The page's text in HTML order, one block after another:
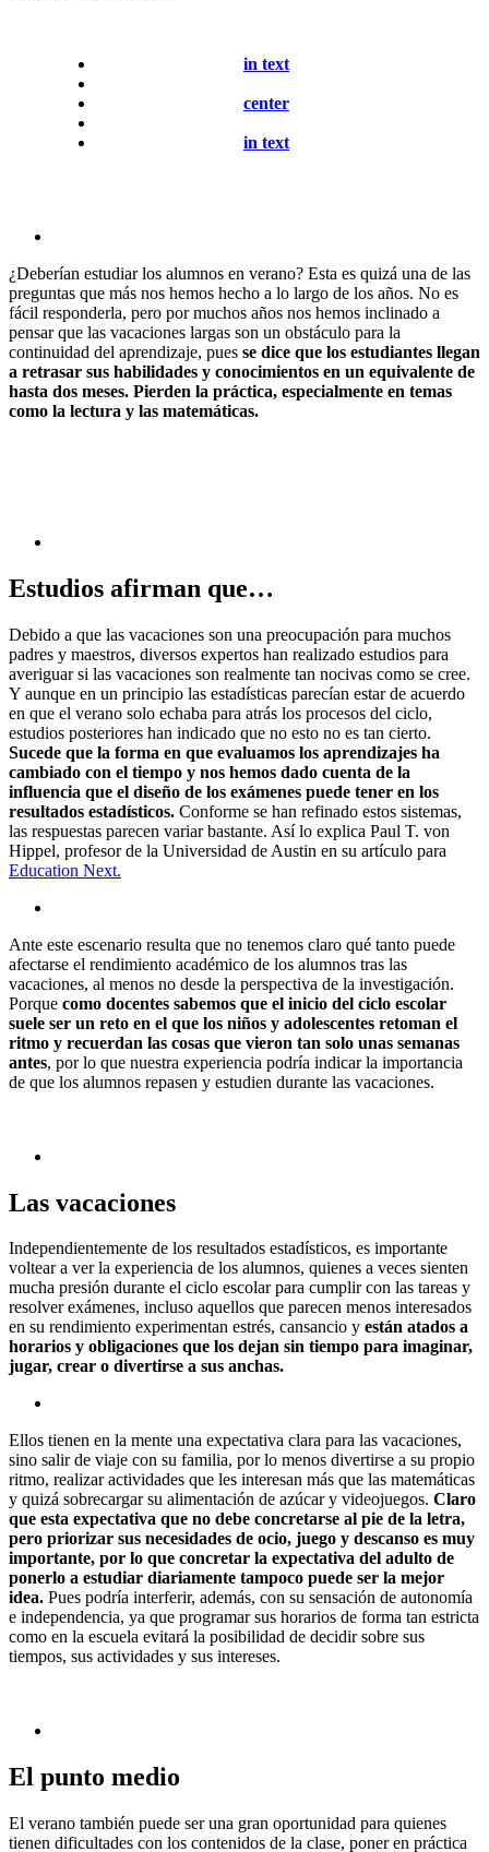
in text
center
in text
¿Deberían estudiar los alumnos en verano? Esta es quizá una de las
preguntas que más nos hemos hecho a lo largo de los años. No es
fácil responderla, pero por muchos años nos hemos inclinado a
pensar que las vacaciones largas son un obstáculo para la
continuidad del aprendizaje, pues se dice que los estudiantes llegan
a retrasar sus habilidades y conocimientos en un equivalente de
hasta dos meses. Pierden la práctica, especialmente en temas
como la lectura y las matemáticas.
Estudios afirman que…
Debido a que las vacaciones son una preocupación para muchos
padres y maestros, diversos expertos han realizado estudios para
averiguar si las vacaciones son realmente tan nocivas como se cree.
Y aunque en un principio las estadísticas parecían estar de acuerdo
en que el verano solo echaba para atrás los procesos del ciclo,
estudios posteriores han indicado que no esto no es tan cierto.
Sucede que la forma en que evaluamos los aprendizajes ha
cambiado con el tiempo y nos hemos dado cuenta de la
influencia que el diseño de los exámenes puede tener en los
resultados estadísticos. Conforme se han refinado estos sistemas,
las respuestas parecen variar bastante. Así lo explica Paul T. von
Hippel, profesor de la Universidad de Austin en su artículo para
Education Next.
Ante este escenario resulta que no tenemos claro qué tanto puede
afectarse el rendimiento académico de los alumnos tras las
vacaciones, al menos no desde la perspectiva de la investigación.
Porque como docentes sabemos que el inicio del ciclo escolar
suele ser un reto en el que los niños y adolescentes retoman el
ritmo y recuerdan las cosas que vieron tan solo unas semanas
antes, por lo que nuestra experiencia podría indicar la importancia
de que los alumnos repasen y estudien durante las vacaciones.
Las vacaciones
Independientemente de los resultados estadísticos, es importante
voltear a ver la experiencia de los alumnos, quienes a veces sienten
mucha presión durante el ciclo escolar para cumplir con las tareas y
resolver exámenes, incluso aquellos que parecen menos interesados
en su rendimiento experimentan estrés, cansancio y están atados a
horarios y obligaciones que los dejan sin tiempo para imaginar,
jugar, crear o divertirse a sus anchas.
Ellos tienen en la mente una expectativa clara para las vacaciones,
sino salir de viaje con su familia, por lo menos divertirse a su propio
ritmo, realizar actividades que les interesan más que las matemáticas
y quizá sobrecargar su alimentación de azúcar y videojuegos. Claro
que esta expectativa que no debe concretarse al pie de la letra,
pero priorizar sus necesidades de ocio, juego y descanso es muy
importante, por lo que concretar la expectativa del adulto de
ponerlo a estudiar diariamente tampoco puede ser la mejor
idea. Pues podría interferir, además, con su sensación de autonomía
e independencia, ya que programar sus horarios de forma tan estricta
como en la escuela evitará la posibilidad de decidir sobre sus
tiempos, sus actividades y sus intereses.
El punto medio
El verano también puede ser una gran oportunidad para quienes
tienen dificultades con los contenidos de la clase, poner en práctica